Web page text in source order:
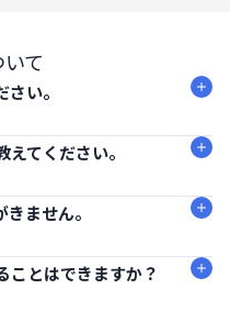
て
い。
てください。
ません。
ことはできますか？